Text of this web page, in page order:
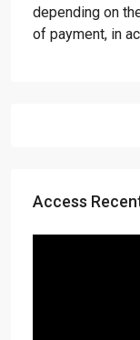
depending on
of payment, in
Access